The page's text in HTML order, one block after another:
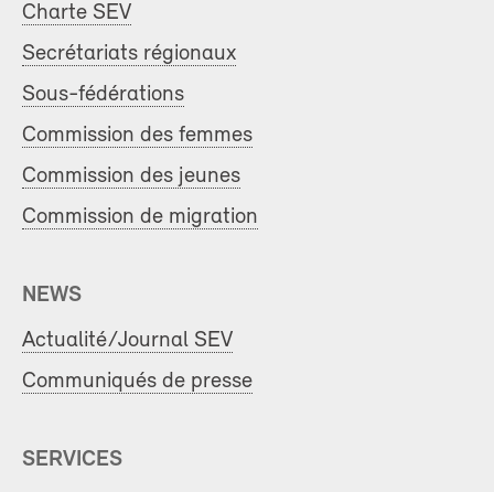
Charte SEV
Secrétariats régionaux
Sous-fédérations
Commission des femmes
Commission des jeunes
Commission de migration
NEWS
Actualité/Journal SEV
Communiqués de presse
SERVICES